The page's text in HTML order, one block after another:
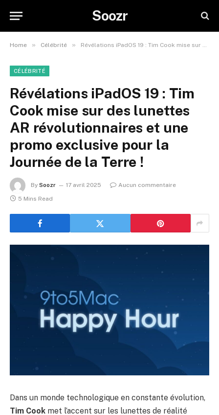
Soozr
Home » Célébrité » Révélations iPadOS 19 : Tim Cook mise sur des lunettes AR révolutionnaires et une promo exclusive pour la Journée de la Terre !
CÉLÉBRITÉ
Révélations iPadOS 19 : Tim
Cook mise sur des lunettes
AR révolutionnaires et une
promo exclusive pour la
Journée de la Terre !
By Soozr 17 avril 2025
Aucun commentaire
5 Mins Read
Dans un monde technologique en constante évolution,
Tim Cook met l’accent sur les lunettes de réalité